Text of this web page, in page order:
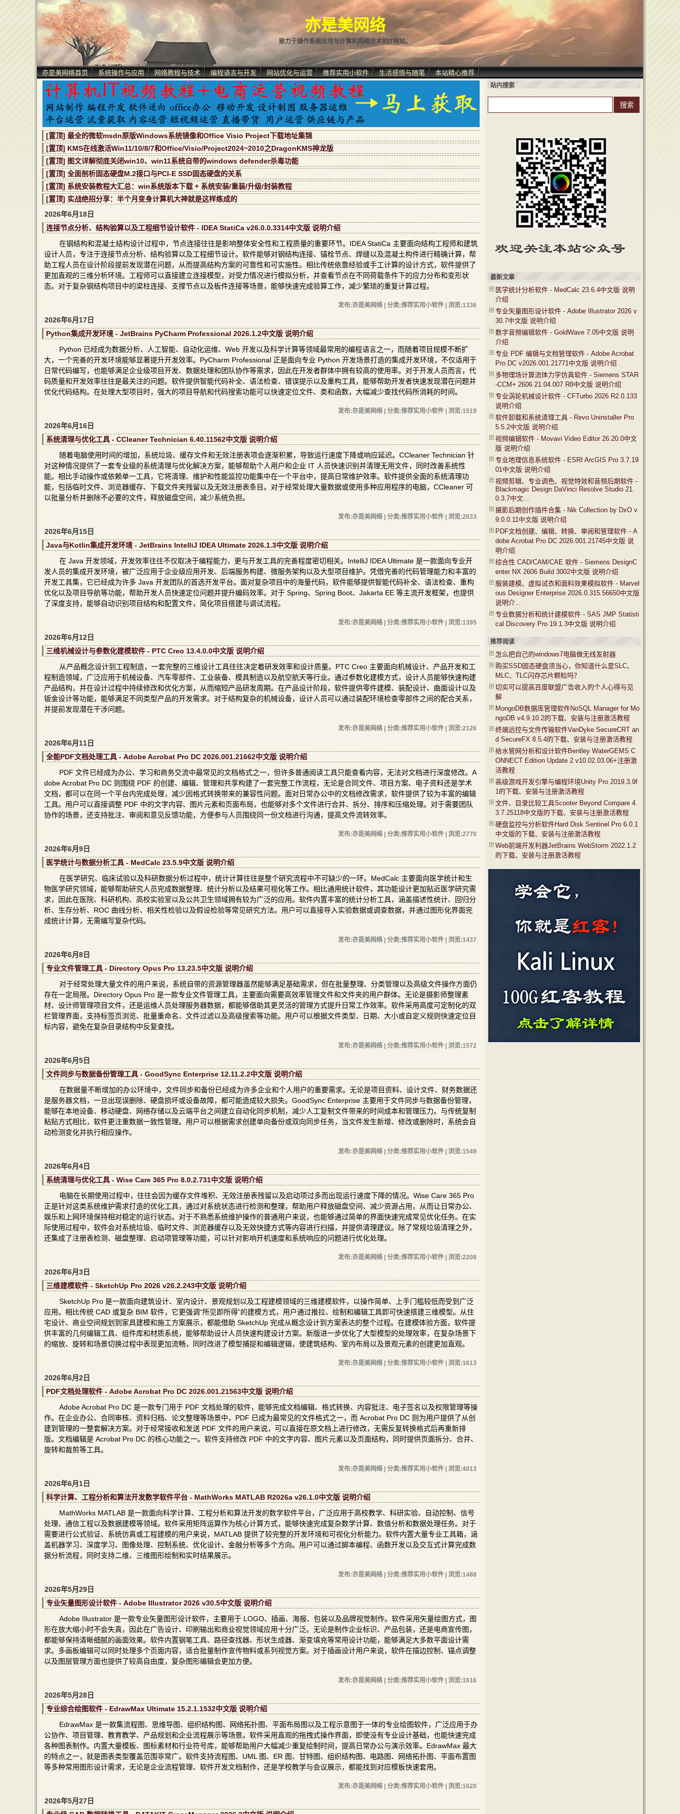
亦是美网络
致力于操作系统应用与计算机网络技术的IT网站。
亦是美网络首页 系统操作与应用 网络教程与技术 编程语言与开发 网站优化与运营 推荐实用小软件 生活感悟与随笔 本站精心推荐
[置顶] 最全的微软msdn原版Windows系统镜像和Office Visio Project下载地址集锦
[置顶] KMS在线激活Win11/10/8/7和Office/Visio/Project2024~2010之DragonKMS神龙版
[置顶] 图文详解彻底关闭win10、win11系统自带的windows defender杀毒功能
[置顶] 全面剖析固态硬盘M.2接口与PCI-E SSD固态硬盘的关系
[置顶] 系统安装教程大汇总：win系统版本下载 + 系统安装/重装/升级/封装教程
[置顶] 实战绝招分享：半个月变身计算机大神就是这样练成的
2026年6月18日
连接节点分析、结构验算以及工程细节设计软件 - IDEA StatiCa v26.0.0.3314中文版 说明介绍
在钢结构和混凝土结构设计过程中，节点连接往往是影响整体安全性和工程质量的重要环节。IDEA StatiCa 主要面向结构工程师和建筑
设计人员，专注于连接节点分析、结构验算以及工程细节设计。软件能够对钢结构连接、锚栓节点、焊缝以及混凝土构件进行精确计算，帮
助工程人员在设计阶段提前发现潜在问题，从而提高结构方案的可靠性和可实施性。相比传统依靠经验或手工计算的设计方式，软件提供了
更加直观的三维分析环境。工程师可以直接建立连接模型，对受力情况进行模拟分析，并查看节点在不同荷载条件下的应力分布和变形状
态。对于复杂钢结构项目中的梁柱连接、支撑节点以及板件连接等场景，能够快速完成验算工作，减少繁琐的重复计算过程。
发布:亦是美网络 | 分类:推荐实用小软件 | 浏览:1336
2026年6月17日
Python集成开发环境 - JetBrains PyCharm Professional 2026.1.2中文版 说明介绍
Python 已经成为数据分析、人工智能、自动化运维、Web 开发以及科学计算等领域最常用的编程语言之一，而随着项目规模不断扩
大，一个完善的开发环境能够显著提升开发效率。PyCharm Professional 正是面向专业 Python 开发场景打造的集成开发环境，不仅适用于
日常代码编写，也能够满足企业级项目开发、数据处理和团队协作等需求，因此在开发者群体中拥有较高的使用率。对于开发人员而言，代
码质量和开发效率往往是最关注的问题。软件提供智能代码补全、语法检查、错误提示以及重构工具，能够帮助开发者快速发现潜在问题并
优化代码结构。在处理大型项目时，强大的项目导航和代码搜索功能可以快速定位文件、类和函数，大幅减少查找代码所消耗的时间。
发布:亦是美网络 | 分类:推荐实用小软件 | 浏览:1519
2026年6月16日
系统清理与优化工具 - CCleaner Technician 6.40.11562中文版 说明介绍
随着电脑使用时间的增加，系统垃圾、缓存文件和无效注册表项会逐渐积累，导致运行速度下降或响应延迟。CCleaner Technician 针
对这种情况提供了一套专业级的系统清理与优化解决方案，能够帮助个人用户和企业 IT 人员快速识别并清理无用文件，同时改善系统性
能。相比手动操作或依赖单一工具，它将清理、维护和性能监控功能集中在一个平台中，提高日常维护效率。软件提供全面的系统清理功
能，包括临时文件、浏览器缓存、下载文件夹残留以及无效注册表条目。对于经常处理大量数据或使用多种应用程序的电脑，CCleaner 可
以批量分析并删除不必要的文件，释放磁盘空间，减少系统负担。
发布:亦是美网络 | 分类:推荐实用小软件 | 浏览:2033
2026年6月15日
Java与Kotlin集成开发环境 - JetBrains IntelliJ IDEA Ultimate 2026.1.3中文版 说明介绍
在 Java 开发领域，开发效率往往不仅取决于编程能力，更与开发工具的完善程度密切相关。IntelliJ IDEA Ultimate 是一款面向专业开
发人员的集成开发环境，被广泛应用于企业级应用开发、后端服务构建、微服务架构以及大型项目维护。凭借完善的代码管理能力和丰富的
开发工具集，它已经成为许多 Java 开发团队的首选开发平台。面对复杂项目中的海量代码，软件能够提供智能代码补全、语法检查、重构
优化以及项目导航等功能，帮助开发人员快速定位问题并提升编码效率。对于 Spring、Spring Boot、Jakarta EE 等主流开发框架，也提供
了深度支持，能够自动识别项目结构和配置文件，简化项目搭建与调试流程。
发布:亦是美网络 | 分类:推荐实用小软件 | 浏览:1395
2026年6月12日
三维机械设计与参数化建模软件 - PTC Creo 13.4.0.0中文版 说明介绍
从产品概念设计到工程制造，一套完整的三维设计工具往往决定着研发效率和设计质量。PTC Creo 主要面向机械设计、产品开发和工
程制造领域，广泛应用于机械设备、汽车零部件、工业装备、模具制造以及航空航天等行业。通过参数化建模方式，设计人员能够快速构建
产品结构，并在设计过程中持续修改和优化方案，从而缩短产品研发周期。在产品设计阶段，软件提供零件建模、装配设计、曲面设计以及
钣金设计等功能，能够满足不同类型产品的开发需求。对于结构复杂的机械设备，设计人员可以通过装配环境检查零部件之间的配合关系，
并提前发现潜在干涉问题。
发布:亦是美网络 | 分类:推荐实用小软件 | 浏览:2126
2026年6月11日
全能PDF文档处理工具 - Adobe Acrobat Pro DC 2026.001.21662中文版 说明介绍
PDF 文件已经成为办公、学习和商务交流中最常见的文档格式之一，但许多普通阅读工具只能查看内容，无法对文档进行深度修改。A
dobe Acrobat Pro DC 则围绕 PDF 的创建、编辑、管理和共享构建了一套完整工作流程，无论是合同文件、项目方案、电子资料还是学术
文档，都可以在同一个平台内完成处理，减少因格式转换带来的兼容性问题。面对日常办公中的文档修改需求，软件提供了较为丰富的编辑
工具。用户可以直接调整 PDF 中的文字内容、图片元素和页面布局，也能够对多个文件进行合并、拆分、排序和压缩处理。对于需要团队
协作的场景，还支持批注、审阅和意见反馈功能，方便参与人员围绕同一份文档进行沟通，提高文件流转效率。
发布:亦是美网络 | 分类:推荐实用小软件 | 浏览:2770
2026年6月9日
医学统计与数据分析工具 - MedCalc 23.5.9中文版 说明介绍
在医学研究、临床试验以及科研数据分析过程中，统计计算往往是整个研究流程中不可缺少的一环。MedCalc 主要面向医学统计和生
物医学研究领域，能够帮助研究人员完成数据整理、统计分析以及结果可视化等工作。相比通用统计软件，其功能设计更加贴近医学研究需
求，因此在医院、科研机构、高校实验室以及公共卫生领域拥有较为广泛的应用。软件内置丰富的统计分析工具，涵盖描述性统计、回归分
析、生存分析、ROC 曲线分析、相关性检验以及假设检验等常见研究方法。用户可以直接导入实验数据或调查数据，并通过图形化界面完
成统计计算，无需编写复杂代码。
发布:亦是美网络 | 分类:推荐实用小软件 | 浏览:1437
2026年6月8日
专业文件管理工具 - Directory Opus Pro 13.23.5中文版 说明介绍
对于经常处理大量文件的用户来说，系统自带的资源管理器虽然能够满足基础需求，但在批量整理、分类管理以及高级文件操作方面仍
存在一定局限。Directory Opus Pro 是一款专业文件管理工具，主要面向需要高效率管理文件和文件夹的用户群体。无论是摄影师整理素
材、设计师管理项目文件，还是运维人员处理服务器数据，都能够借助其更灵活的管理方式提升日常工作效率。软件采用高度可定制化的双
栏管理界面，支持标签页浏览、批量重命名、文件过滤以及高级搜索等功能。用户可以根据文件类型、日期、大小或自定义规则快速定位目
标内容，避免在复杂目录结构中反复查找。
发布:亦是美网络 | 分类:推荐实用小软件 | 浏览:1572
2026年6月5日
文件同步与数据备份管理工具 - GoodSync Enterprise 12.11.2.2中文版 说明介绍
在数据量不断增加的办公环境中，文件同步和备份已经成为许多企业和个人用户的重要需求。无论是项目资料、设计文件、财务数据还
是服务器文档，一旦出现误删除、硬盘损坏或设备故障，都可能造成较大损失。GoodSync Enterprise 主要用于文件同步与数据备份管理，
能够在本地设备、移动硬盘、网络存储以及云端平台之间建立自动化同步机制，减少人工复制文件带来的时间成本和管理压力。与传统复制
粘贴方式相比，软件更注重数据一致性管理。用户可以根据需求创建单向备份或双向同步任务，当文件发生新增、修改或删除时，系统会自
动检测变化并执行相应操作。
发布:亦是美网络 | 分类:推荐实用小软件 | 浏览:1549
2026年6月4日
系统清理与优化工具 - Wise Care 365 Pro 8.0.2.731中文版 说明介绍
电脑在长期使用过程中，往往会因为缓存文件堆积、无效注册表残留以及启动项过多而出现运行速度下降的情况。Wise Care 365 Pro
正是针对这类系统维护需求打造的优化工具，通过对系统状态进行检测和整理，帮助用户释放磁盘空间、减少资源占用，从而让日常办公、
娱乐和上网环境保持相对稳定的运行状态。对于不熟悉系统维护操作的普通用户来说，也能够通过简单的界面快速完成常见优化任务。在实
际使用过程中，软件会对系统垃圾、临时文件、浏览器缓存以及无效快捷方式等内容进行扫描，并提供清理建议。除了常规垃圾清理之外，
还集成了注册表检测、磁盘整理、启动项管理等功能，可以针对影响开机速度和系统响应的问题进行优化处理。
发布:亦是美网络 | 分类:推荐实用小软件 | 浏览:2208
2026年6月3日
三维建模软件 - SketchUp Pro 2026 v26.2.243中文版 说明介绍
SketchUp Pro 是一款面向建筑设计、室内设计、景观规划以及工程建模领域的三维建模软件，以操作简单、上手门槛较低而受到广泛
应用。相比传统 CAD 或复杂 BIM 软件，它更强调“所见即所得”的建模方式，用户通过推拉、绘制和编辑工具即可快速搭建三维模型。从住
宅设计、商业空间规划到家具建模和施工方案展示，都能借助 SketchUp 完成从概念设计到方案表达的整个过程。在建模体验方面，软件提
供丰富的几何编辑工具、组件库和材质系统，能够帮助设计人员快速构建设计方案。新版进一步优化了大型模型的处理效率，在复杂场景下
的缩放、旋转和场景切换过程中表现更加流畅，同时改进了模型捕捉和编辑逻辑，使建筑结构、室内布局以及景观元素的创建更加直观。
发布:亦是美网络 | 分类:推荐实用小软件 | 浏览:1613
2026年6月2日
PDF文档处理软件 - Adobe Acrobat Pro DC 2026.001.21563中文版 说明介绍
Adobe Acrobat Pro DC 是一款专门用于 PDF 文档处理的软件，能够完成文档编辑、格式转换、内容批注、电子签名以及权限管理等操
作。在企业办公、合同审核、资料归档、论文整理等场景中，PDF 已成为最常见的文件格式之一，而 Acrobat Pro DC 则为用户提供了从创
建到管理的一整套解决方案。对于经常接收和发送 PDF 文件的用户来说，可以直接在原文档上进行修改，无需反复转换格式后再重新排
版。文档编辑是 Acrobat Pro DC 的核心功能之一。软件支持修改 PDF 中的文字内容、图片元素以及页面结构，同时提供页面拆分、合并、
旋转和裁剪等工具。
发布:亦是美网络 | 分类:推荐实用小软件 | 浏览:4013
2026年6月1日
科学计算、工程分析和算法开发数学软件平台 - MathWorks MATLAB R2026a v26.1.0中文版 说明介绍
MathWorks MATLAB 是一款面向科学计算、工程分析和算法开发的数学软件平台，广泛应用于高校教学、科研实验、自动控制、信号
处理、通信工程以及数据建模等领域。软件采用矩阵运算作为核心计算方式，能够快速完成复杂数学计算、数值分析和数据处理任务。对于
需要进行公式验证、系统仿真或工程建模的用户来说，MATLAB 提供了较完整的开发环境和可视化分析能力。软件内置大量专业工具箱，涵
盖机器学习、深度学习、图像处理、控制系统、优化设计、金融分析等多个方向。用户可以通过脚本编程、函数开发以及交互式计算完成数
据分析流程，同时支持二维、三维图形绘制和实时结果展示。
发布:亦是美网络 | 分类:推荐实用小软件 | 浏览:1488
2026年5月29日
专业矢量图形设计软件 - Adobe Illustrator 2026 v30.5中文版 说明介绍
Adobe Illustrator 是一款专业矢量图形设计软件，主要用于 LOGO、插画、海报、包装以及品牌视觉制作。软件采用矢量绘图方式，图
形在放大缩小时不会失真，因此在广告设计、印刷输出和商业视觉领域应用十分广泛。无论是制作企业标识、产品包装，还是电商宣传图，
都能够保持清晰细腻的画面效果。软件内置钢笔工具、路径查找器、形状生成器、渐变填充等常用设计功能，能够满足大多数平面设计需
求。多画板编辑可以同时处理多个页面内容，适合批量制作宣传物料或系列视觉方案。对于插画设计用户来说，软件在描边控制、锚点调整
以及图层管理方面也提供了较高自由度，复杂图形编辑会更加方便。
发布:亦是美网络 | 分类:推荐实用小软件 | 浏览:1616
2026年5月28日
专业综合绘图软件 - EdrawMax Ultimate 15.2.1.1532中文版 说明介绍
EdrawMax 是一款集流程图、思维导图、组织结构图、网络拓扑图、平面布局图以及工程示意图于一体的专业绘图软件，广泛应用于办
公协作、项目管理、教育教学、产品规划和企业流程展示等场景。软件采用直观的拖拽式操作界面，即使没有专业设计基础，也能快速完成
各种图表制作。内置大量模板、图标素材和行业符号库，能够帮助用户大幅减少重复绘制时间，提高日常办公与演示效率。EdrawMax 最大
的特点之一，就是图表类型覆盖范围非常广。软件支持流程图、UML 图、ER 图、甘特图、组织结构图、电路图、网络拓扑图、平面布置图
等多种常用图形设计需求，无论是企业流程管理、软件开发文档制作，还是学校教学与会议展示，都能找到对应模板快速套用。
发布:亦是美网络 | 分类:推荐实用小软件 | 浏览:1620
2026年5月27日
站内搜索
最新文章
医学统计分析软件 - MedCalc 23.6.4中文版 说明
介绍
专业矢量图形设计软件 - Adobe Illustrator 2026 v
30.7中文版 说明介绍
数字音频编辑软件 - GoldWave 7.05中文版 说明
介绍
专业 PDF 编辑与文档管理软件 - Adobe Acrobat
Pro DC v2026.001.21771中文版 说明介绍
多物理场计算流体力学仿真软件 - Siemens STAR
-CCM+ 2606 21.04.007 R8中文版 说明介绍
专业涡轮机械设计软件 - CFTurbo 2026 R2.0.133
说明介绍
软件卸载和系统清理工具 - Revo Uninstaller Pro
5.5.2中文版 说明介绍
视频编辑软件 - Movavi Video Editor 26.20.0中文
版 说明介绍
专业地理信息系统软件 - ESRI ArcGIS Pro 3.7.19
01中文版 说明介绍
视频剪辑、专业调色、视觉特效和音频后期软件 -
Blackmagic Design DaVinci Resolve Studio 21.
0.3.7中文...
摄影后期创作插件合集 - Nik Collection by DxO v
9.0.0.11中文版 说明介绍
PDF文档创建、编辑、转换、审阅和管理软件 - A
dobe Acrobat Pro DC 2026.001.21745中文版 说
明介绍
综合性 CAD/CAM/CAE 软件 - Siemens DesignC
enter NX 2606 Build 3002中文版 说明介绍
服装建模、虚拟试衣和面料效果模拟软件 - Marvel
ous Designer Enterprise 2026.0.315.56650中文版
说明介...
专业数据分析和统计建模软件 - SAS JMP Statisti
cal Discovery Pro 19.1.3中文版 说明介绍
推荐阅读
怎么把自己的windows7电脑做无线发射器
购买SSD固态硬盘须当心，你知道什么是SLC、
MLC、TLC闪存芯片颗粒吗？
切实可以提高百度联盟广告收入的个人心得与见
解
MongoDB数据库管理软件NoSQL Manager for Mo
ngoDB v4.9.10.2的下载、安装与注册激活教程
终端远控与文件传输软件VanDyke SecureCRT an
d SecureFX 8.5.4的下载、安装与注册激活教程
给水管网分析和设计软件Bentley WaterGEMS C
ONNECT Edition Update 2 v10.02.03.06+注册激
活教程
高级游戏开发引擎与编程环境Unity Pro 2019.3.9f
1的下载、安装与注册激活教程
文件、目录比较工具Scooter Beyond Compare 4.
3.7.25118中文版的下载、安装与注册激活教程
硬盘监控与分析软件Hard Disk Sentinel Pro 6.0.1
中文版的下载、安装与注册激活教程
Web前端开发利器JetBrains WebStorm 2022.1.2
的下载、安装与注册激活教程